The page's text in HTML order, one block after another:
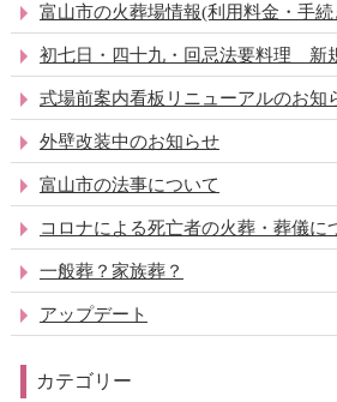
富山市の火葬場情報(利用料金・手続
初七日・四十九・回忌法要料理 新
式場前案内看板リニューアルのお知
外壁改装中のお知らせ
富山市の法事について
コロナによる死亡者の火葬・葬儀に
一般葬？家族葬？
アップデート
カテゴリー